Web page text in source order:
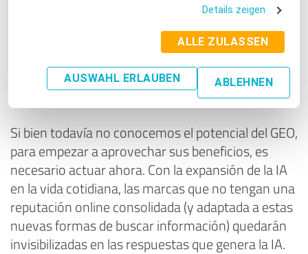
Details zeigen
ALLE ZULASSEN
AUSWAHL ERLAUBEN ABLEHNEN
No todas las empresas están optimizando su
posicionamiento pensando en esto, algo que te
GEO no es el futuro, es el presente
Si bien todavía no conocemos el potencial del GEO,
para empezar a aprovechar sus beneficios, es
necesario actuar ahora. Con la expansión de la IA
en la vida cotidiana, las marcas que no tengan una
reputación online consolidada (y adaptada a estas
nuevas formas de buscar información) quedarán
invisibilizadas en las respuestas que genera la IA.